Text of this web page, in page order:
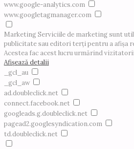
www.google-analytics.com
www.googletagmanager.com
MarketingServiciile de marketing sunt
publicitate sau editori terți pentru a afișa
Acestea fac acest lucru urmărind
Afișează detalii
_gcl_au
_gcl_aw
ad.doubleclick.net
connect.facebook.net
googleads.g.doubleclick.net
pagead2.googlesyndication.com
td.doubleclick.net